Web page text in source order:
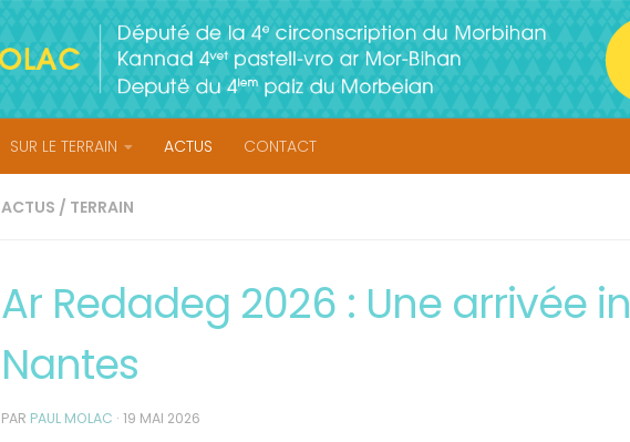
SUR LE TERRAIN ACTUS CONTACT
ACTUS / TERRAIN
Ar Redadeg 2026 : Une arrivée
Nantes
PAR PAUL MOLAC · 19 MAI 2026